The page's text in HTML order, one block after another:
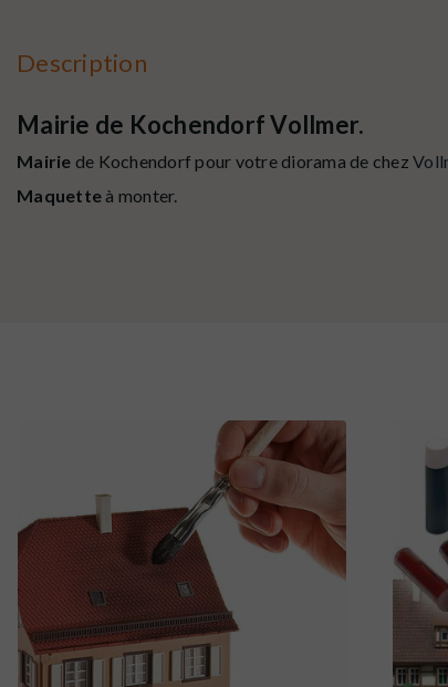
Description
Mairie de Kochendorf Vollmer.
Mairie de Kochendorf pour votre diorama de chez
Maquette à monter.